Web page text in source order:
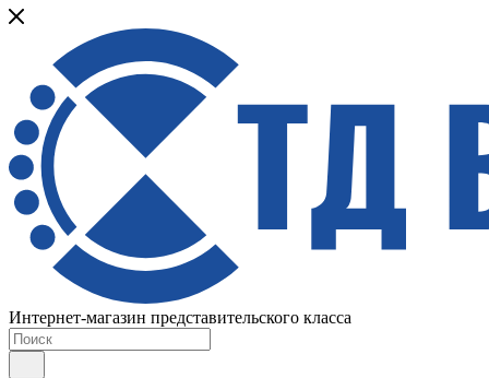
Интернет-магазин представительского класса